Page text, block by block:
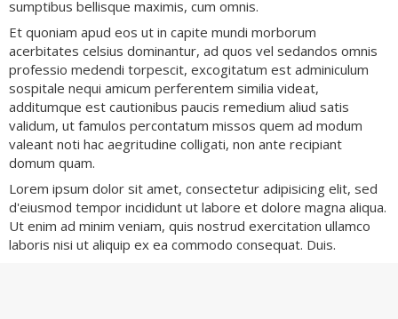
sumptibus bellisque maximis, cum omnis.
Et quoniam apud eos ut in capite mundi morborum
acerbitates celsius dominantur, ad quos vel sedandos omnis
professio medendi torpescit, excogitatum est adminiculum
sospitale nequi amicum perferentem similia videat,
additumque est cautionibus paucis remedium aliud satis
validum, ut famulos percontatum missos quem ad modum
valeant noti hac aegritudine colligati, non ante recipiant
domum quam.
Lorem ipsum dolor sit amet, consectetur adipisicing elit, sed
d'eiusmod tempor incididunt ut labore et dolore magna aliqua.
Ut enim ad minim veniam, quis nostrud exercitation ullamco
laboris nisi ut aliquip ex ea commodo consequat. Duis.